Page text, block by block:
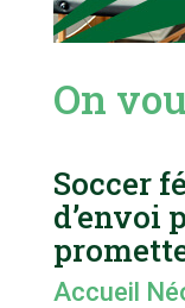
On
Soccer
d’envoi
Accueil